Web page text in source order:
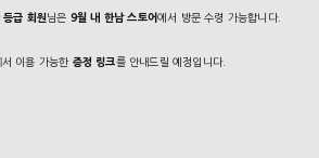
급 회원 님은 9월 내 한남 스토어에서 방문 수령 가능합니다.
서 이용 가능한 증정 링크를 안내드릴 예정입니다.